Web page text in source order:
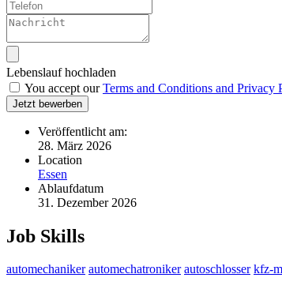
Lebenslauf hochladen
You accept ourTerms and Conditions and Privacy
Jetzt bewerben
Veröffentlicht am:
28. März 2026
Location
Essen
Ablaufdatum
31. Dezember 2026
Job Skills
automechaniker automechatroniker autoschlosser kfz-